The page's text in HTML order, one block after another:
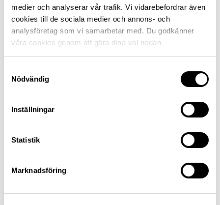
medier och analyserar vår trafik. Vi vidarebefordrar även
cookies till de sociala medier och annons- och
analysföretag som vi samarbetar med. Du godkänner
våra cookies genom att göra dina val nedan.
Nödvändig
Inställningar
Statistik
Marknadsföring
Försäkra dig hos någon som bryr
sig
Hos oss kan du bland annat försäkra bil, husbil,
mc, husvagn, veteranbil och släpvagn.
Bäst
Kvick acceleration.